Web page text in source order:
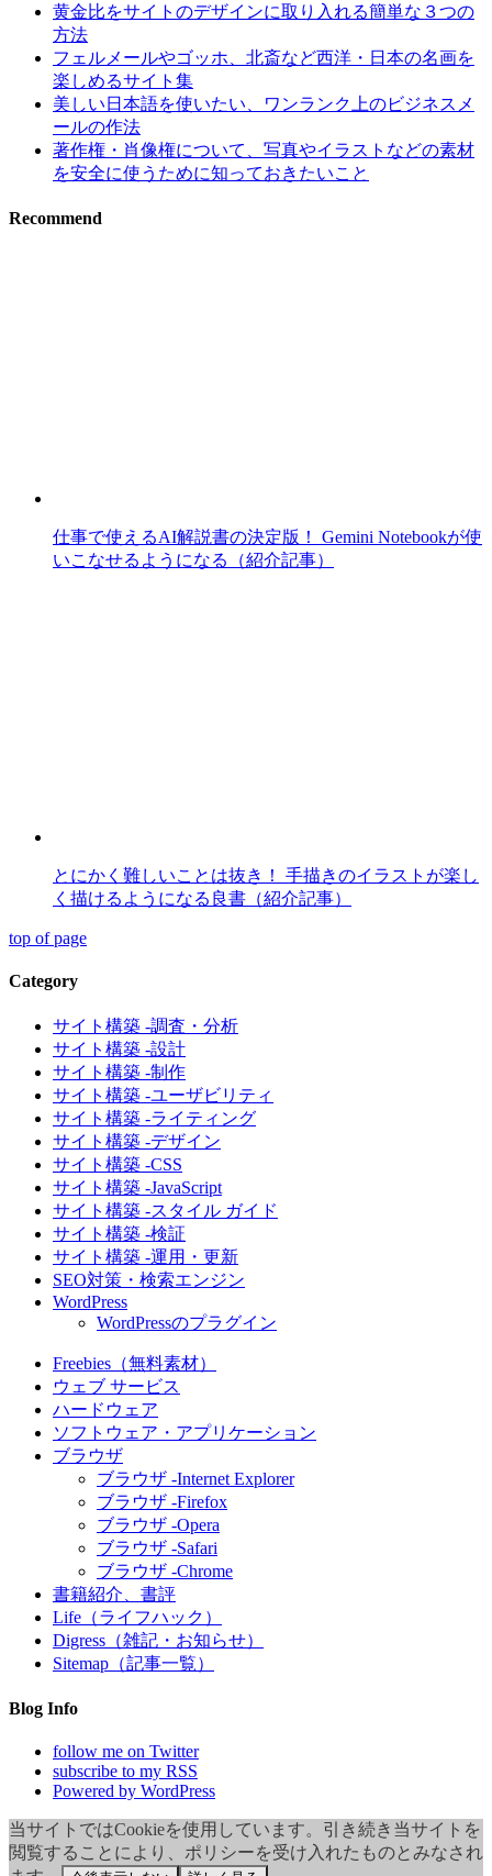
黄金比をサイトのデザインに取り入れる簡単な３つの
方法
フェルメールやゴッホ、北斎など西洋・日本の名画を
楽しめるサイト集
美しい日本語を使いたい、ワンランク上のビジネスメ
ールの作法
著作権・肖像権について、写真やイラストなどの素材
を安全に使うために知っておきたいこと
Recommend
仕事で使えるAI解説書の決定版！ Gemini Notebookが使
いこなせるようになる（紹介記事）
とにかく難しいことは抜き！ 手描きのイラストが楽し
く描けるようになる良書（紹介記事）
top of page
Category
サイト構築 -調査・分析
サイト構築 -設計
サイト構築 -制作
サイト構築 -ユーザビリティ
サイト構築 -ライティング
サイト構築 -デザイン
サイト構築 -CSS
サイト構築 -JavaScript
サイト構築 -スタイル ガイド
サイト構築 -検証
サイト構築 -運用・更新
SEO対策・検索エンジン
WordPress
WordPressのプラグイン
Freebies（無料素材）
ウェブ サービス
ハードウェア
ソフトウェア・アプリケーション
ブラウザ
ブラウザ -Internet Explorer
ブラウザ -Firefox
ブラウザ -Opera
ブラウザ -Safari
ブラウザ -Chrome
書籍紹介、書評
Life（ライフハック）
Digress（雑記・お知らせ）
Sitemap（記事一覧）
Blog Info
follow me on Twitter
subscribe to my RSS
Powered by WordPress
当サイトではCookieを使用しています。引き続き当サイトを
閲覧することにより、ポリシーを受け入れたものとみなされ